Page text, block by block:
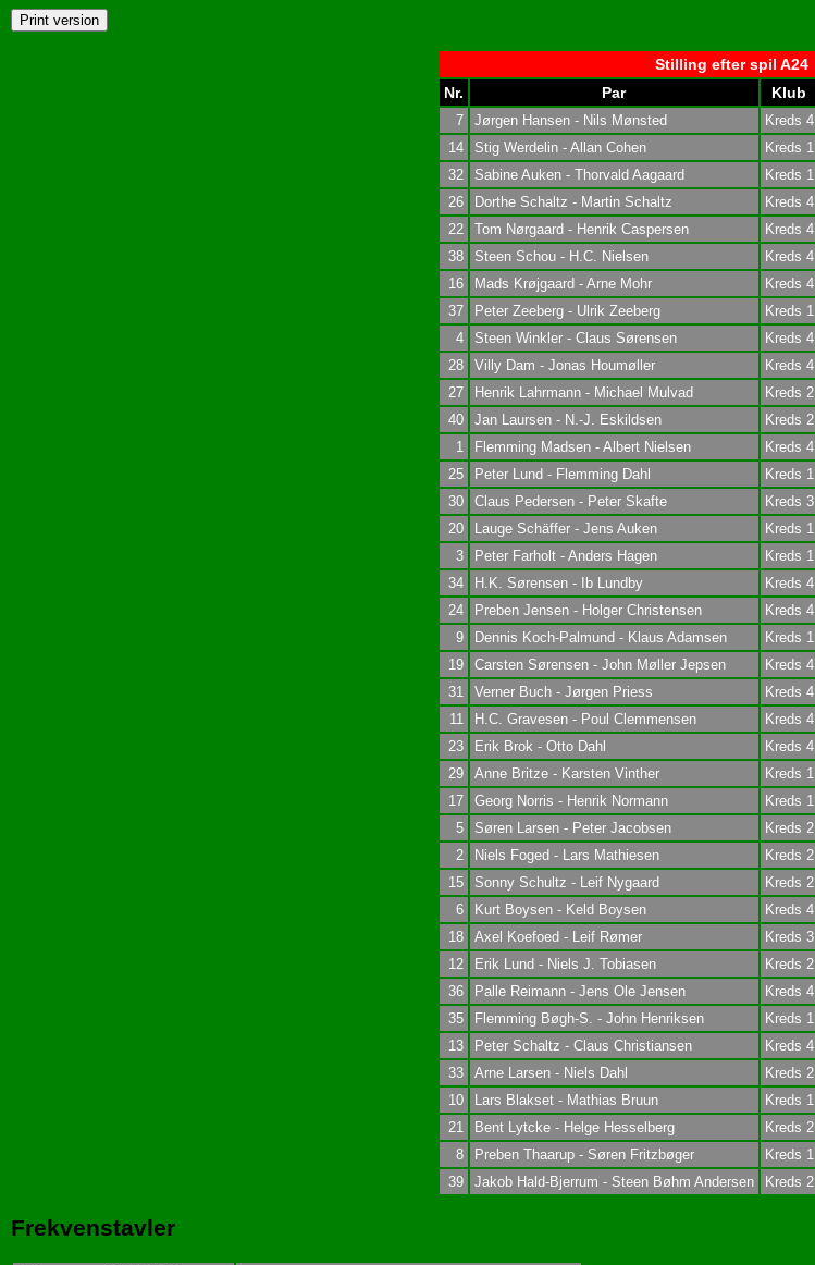
Stilling efter spil A24
Nr.
Par Klub
7 Jørgen Hansen - Nils Mønsted Kreds 4
14
Stig Werdelin - Allan Cohen Kreds 1
32
Sabine Auken - Thorvald Aagaard Kreds 1
26
Dorthe Schaltz - Martin Schaltz Kreds 4
22
Tom Nørgaard - Henrik Caspersen Kreds 4
38
Steen Schou - H.C. Nielsen Kreds 4
16
Mads Krøjgaard - Arne Mohr Kreds 4
37
Peter Zeeberg - Ulrik Zeeberg Kreds 1
4
Steen Winkler - Claus Sørensen Kreds 4
28
Villy Dam - Jonas Houmøller Kreds 4
27
Henrik Lahrmann - Michael Mulvad Kreds 2
40
Jan Laursen - N.-J. Eskildsen Kreds 2
1
Flemming Madsen - Albert Nielsen Kreds 4
25
Peter Lund - Flemming Dahl Kreds 1
30
Claus Pedersen - Peter Skafte Kreds 3
20
Lauge Schäffer - Jens Auken Kreds 1
3
Peter Farholt - Anders Hagen Kreds 1
34
H.K. Sørensen - Ib Lundby Kreds 4
24
Preben Jensen - Holger Christensen Kreds 4
9
Dennis Koch-Palmund - Klaus Adamsen Kreds 1
19
Carsten Sørensen - John Møller Jepsen Kreds 4
31
Verner Buch - Jørgen Priess Kreds 4
11
H.C. Gravesen - Poul Clemmensen Kreds 4
23
Erik Brok - Otto Dahl Kreds 4
29
Anne Britze - Karsten Vinther Kreds 1
17
Georg Norris - Henrik Normann Kreds 1
5
Søren Larsen - Peter Jacobsen Kreds 2
2
Niels Foged - Lars Mathiesen Kreds 2
15
Sonny Schultz - Leif Nygaard Kreds 2
6
Kurt Boysen - Keld Boysen Kreds 4
18
Axel Koefoed - Leif Rømer Kreds 3
12
Erik Lund - Niels J. Tobiasen Kreds 2
36
Palle Reimann - Jens Ole Jensen Kreds 4
35
Flemming Bøgh-S. - John Henriksen Kreds 1
13
Peter Schaltz - Claus Christiansen Kreds 4
33
Arne Larsen - Niels Dahl Kreds 2
10
Lars Blakset - Mathias Bruun Kreds 1
21
Bent Lytcke - Helge Hesselberg Kreds 2
8
Preben Thaarup - Søren Fritzbøger Kreds 1
39
Jakob Hald-Bjerrum - Steen Bøhm Andersen Kreds 2
Frekvenstavler